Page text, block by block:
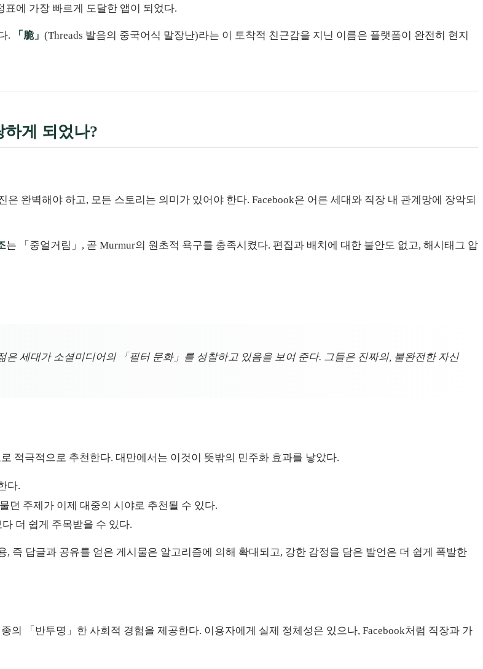
표에 가장 빠르게 도달한 앱이 되었다.
. 「脆」 (Threads 발음의 중국어식 말장난)라는 이 토착적 친근감을 지닌 이름은 플랫폼이 완전히 현지
하게 되었나?
완벽해야 하고, 모든 스토리는 의미가 있어야 한다. Facebook은 어른 세대와 직장 내 관계망에 장악되
는 「중얼거림」, 곧 Murmur의 원초적 욕구를 충족시켰다. 편집과 배치에 대한 불안도 없고, 해시태그 압
은 세대가 소셜미디어의 「필터 문화」를 성찰하고 있음을 보여 준다. 그들은 진짜의, 불완전한 자신
적극적으로 추천한다. 대만에서는 이것이 뜻밖의 민주화 효과를 낳았다.
다.
던 주제가 이제 대중의 시야로 추천될 수 있다.
더 쉽게 주목받을 수 있다.
, 즉 답글과 공유를 얻은 게시물은 알고리즘에 의해 확대되고, 강한 감정을 담은 발언은 더 쉽게 폭발한
의 「반투명」한 사회적 경험을 제공한다. 이용자에게 실제 정체성은 있으나, Facebook처럼 직장과 가